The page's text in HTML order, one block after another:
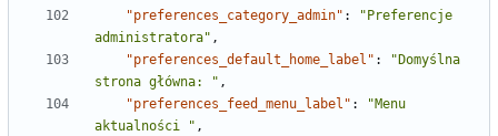
"preferences_category_admin" :
"Preferencje
administratora" ,
"preferences_default_home_label" :
"Domyślna
strona główna: " ,
"preferences_feed_menu_label" :
"Menu
aktualności " ,